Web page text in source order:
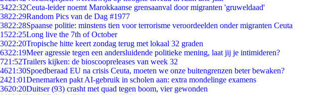
3422:32Ceuta-leider noemt Marokkaanse grensaanval door migranten 'gruweldaad'
3822:29Random Pics van de Dag #1977
3822:28Spaanse politie: minstens tien voor terrorisme veroordeelden onder migranten Ceuta
1522:25Long live the 7th of October
3022:20Tropische hitte keert zondag terug met lokaal 32 graden
6322:19Meer agressie tegen een andersluidende politieke mening, laat jij je intimideren?
721:52Trailers kijken: de bioscoopreleases van week 32
4621:30Spoedberaad EU na crisis Ceuta, moeten we onze buitengrenzen beter bewaken?
2421:01Denemarken pakt AI-gebruik in scholen aan: extra mondelinge examens
3620:20Duitser (93) crasht met quad tegen boom, vier gewonden